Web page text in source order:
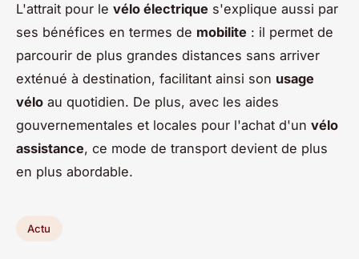
L'attrait pour le vélo électrique s'explique aussi par
ses bénéfices en termes de mobilite : il permet de
parcourir de plus grandes distances sans arriver
exténué à destination, facilitant ainsi son usage
vélo au quotidien. De plus, avec les aides
gouvernementales et locales pour l'achat d'un vélo
assistance, ce mode de transport devient de plus
en plus abordable.
Actu